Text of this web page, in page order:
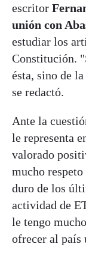
escritor
unión con
estudiar los
Constitución.
ésta, sino de
se redactó.
Ante la
le representa
valorado
mucho
duro de los
actividad de
le tengo
ofrecer al país